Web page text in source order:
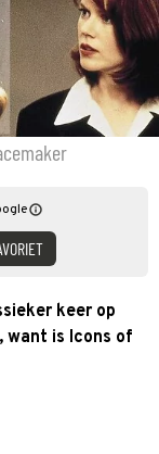
keer op
want is Icons of